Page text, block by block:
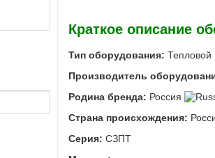
Краткое описание
Тип оборудования: Тепловой
Производитель
Родина бренда: Россия
Страна происхождения:
Серия: СЗПТ